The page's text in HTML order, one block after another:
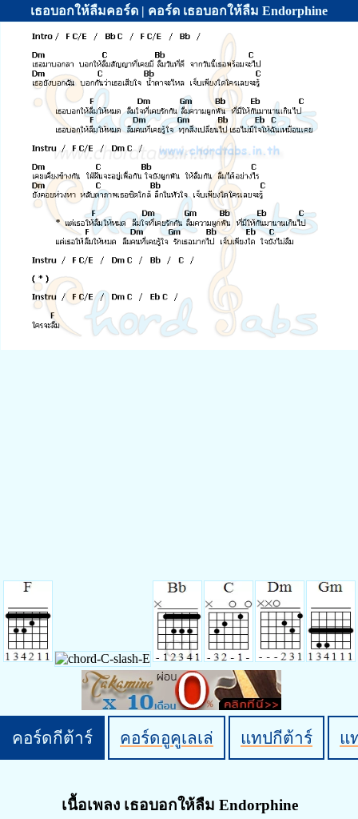
เธอบอกให้ลืมคอร์ด | คอร์ด เธอบอกให้ลืม Endorphine
คอร์ดกีต้าร์ คอร์ดอูคูเลเล่ แทปกีต้าร์ แ
เนื้อเพลง เธอบอกให้ลืม Endorphine